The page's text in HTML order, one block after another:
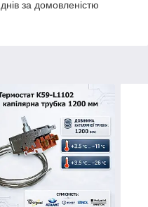
за домовленістю